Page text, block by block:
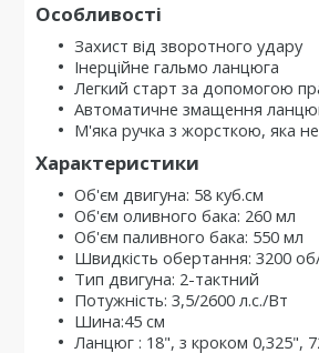
Особливості
Захист від зворотного удару
Інерційне гальмо ланцюга
Легкий старт за допомогою
Автоматичне змащення
М'яка ручка з жорсткою, яка
Характеристики
Об'єм двигуна: 58 куб.см
Об'єм оливного бака: 260 мл
Об'єм паливного бака: 550 мл
Швидкість обертання: 3200
Тип двигуна: 2-тактний
Потужність: 3,5/2600 л.с./Вт
Шина:45 см
Ланцюг : 18", з кроком 0,325",